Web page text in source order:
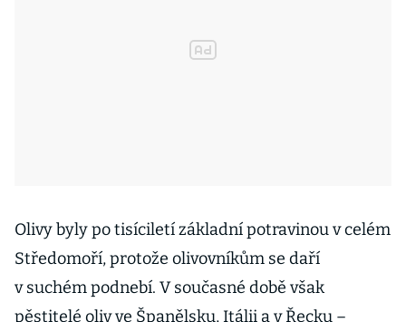
Olivy byly po tisíciletí základní potravinou v celém
Středomoří, protože olivovníkům se daří
v suchém podnebí. V současné době však
pěstitelé oliv ve Španělsku, Itálii a v Řecku –